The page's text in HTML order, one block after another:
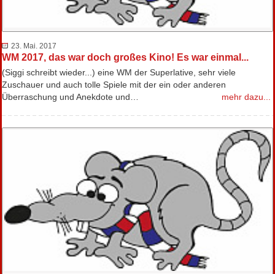
23. Mai. 2017
WM 2017, das war doch großes Kino! Es war einmal...
(Siggi schreibt wieder...) eine WM der Superlative, sehr viele
Zuschauer und auch tolle Spiele mit der ein oder anderen
Überraschung und Anekdote und…
mehr dazu...